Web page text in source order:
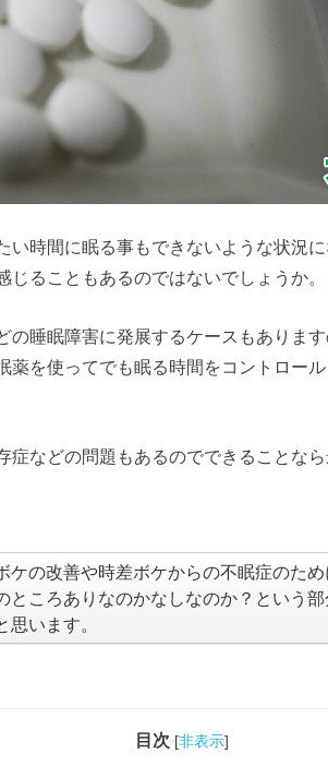
い時間に眠る事もできないような状況
じることもあるのではないでしょうか。
の睡眠障害に発展するケースもありま
薬を使ってでも眠る時間をコントロー
症などの問題もあるのでできることな
ケの改善や時差ボケからの不眠症のた
ところありなのかなしなのか？という
思います。
目次 [非表示]